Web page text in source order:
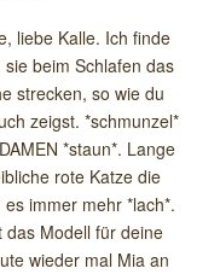
liebe Kalle. Ich finde
beim Schlafen das
strecken, so wie du
zeigst. *schmunzel*
*staun*. Lange
rote Katze die
immer mehr *lach*.
das Modell für deine
wieder mal Mia an